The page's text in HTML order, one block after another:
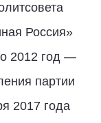
Россия»
2012 год —
партии
2017 года